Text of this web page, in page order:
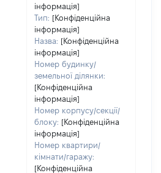
інформація]
Тип: [Конфіденційна
інформація]
Назва: [Конфіденційна
інформація]
Номер будинку/
земельної ділянки:
[Конфіденційна
інформація]
Номер корпусу/секції/
блоку: [Конфіденційна
інформація]
Номер квартири/
кімнати/гаражу:
[Конфіденційна